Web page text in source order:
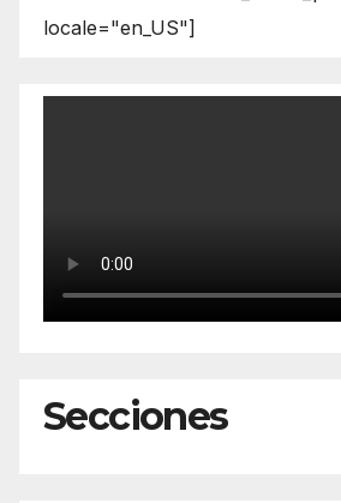
locale="en_US"]
Secciones